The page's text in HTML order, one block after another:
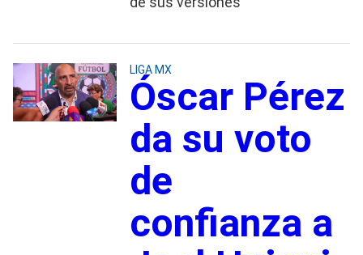
LIGA MX
Óscar Pérez
da su voto
de
confianza a